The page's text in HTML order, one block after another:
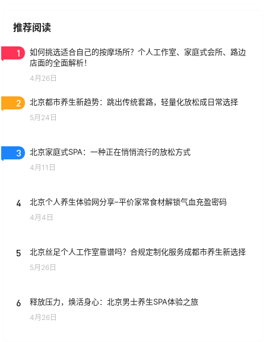
推荐阅读
1
如何挑选适合自己的按摩场所？个人工作室、家庭式会所、路边
店面的全面解析！
4月26日
2 北京都市养生新趋势：跳出传统套路，轻量化放松成日常选择
5月24日
3 北京家庭式SPA：一种正在悄悄流行的放松方式
4月11日
4 北京个人养生体验网分享–平价家常食材解锁气血充盈密码
4月4日
5 北京丝足个人工作室靠谱吗？合规定制化服务成都市养生新选择
5月26日
6 释放压力，焕活身心：北京男士养生SPA体验之旅
4月26日